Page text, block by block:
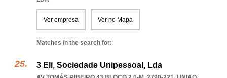
Ver empresa Ver no Mapa
Matches in the search for:
3 Eli, Sociedade Unipessoal, Lda